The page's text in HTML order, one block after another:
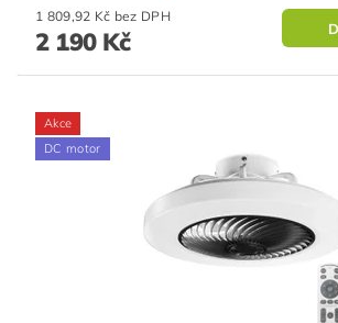
1 809,92 Kč bez DPH
2 190 Kč
Akce
DC motor